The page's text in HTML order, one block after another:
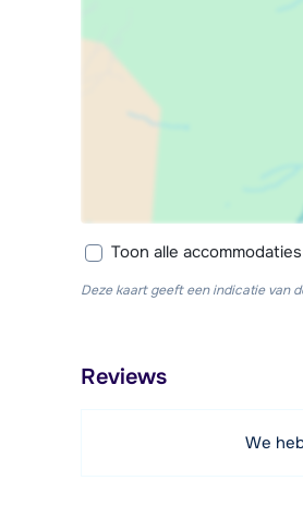
Toon alle
Deze kaart geeft een indicatie van
Reviews
We